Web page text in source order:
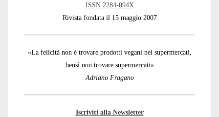
ISSN 2284-094X
Rivista fondata il 15 maggio 2007
«La felicità non è trovare prodotti vegani nei supermercati,
bensì non trovare supermercati»
Adriano Fragano
Iscriviti alla Newsletter